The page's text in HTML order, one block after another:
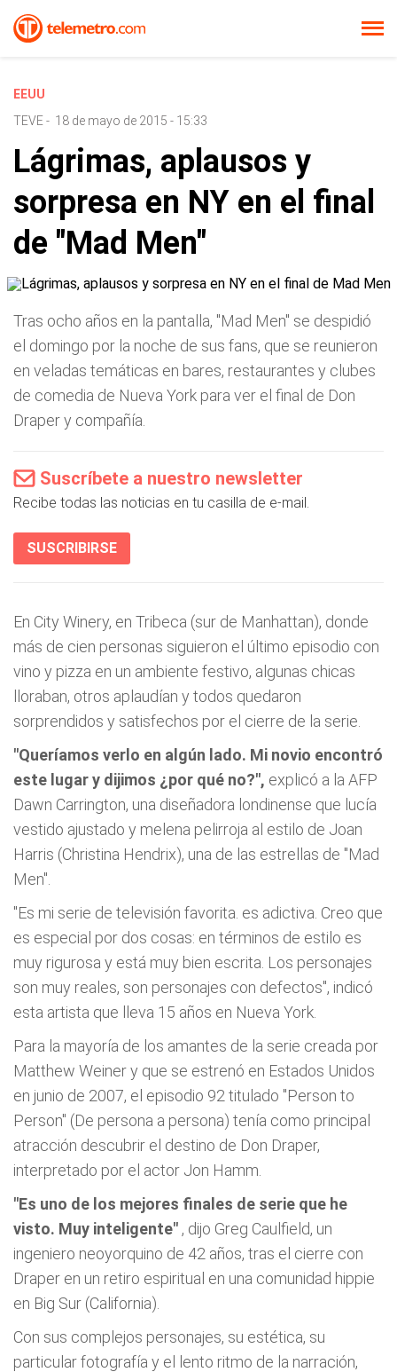
EEUU
TEVE- 18 de mayo de 2015 - 15:33
Lágrimas, aplausos y
sorpresa en NY en el final
de "Mad Men"
Tras ocho años en la pantalla, "Mad Men" se despidió
el domingo por la noche de sus fans, que se reunieron
en veladas temáticas en bares, restaurantes y clubes
de comedia de Nueva York para ver el final de Don
Draper y compañía.
Suscríbete a nuestro newsletter
Recibe todas las noticias en tu casilla de e-mail.
SUSCRIBIRSE
En City Winery, en Tribeca (sur de Manhattan), donde
más de cien personas siguieron el último episodio con
vino y pizza en un ambiente festivo, algunas chicas
lloraban, otros aplaudían y todos quedaron
sorprendidos y satisfechos por el cierre de la serie.
"Queríamos verlo en algún lado. Mi novio encontró
este lugar y dijimos ¿por qué no?", explicó a la AFP
Dawn Carrington, una diseñadora londinense que lucía
vestido ajustado y melena pelirroja al estilo de Joan
Harris (Christina Hendrix), una de las estrellas de "Mad
Men".
"Es mi serie de televisión favorita. es adictiva. Creo que
es especial por dos cosas: en términos de estilo es
muy rigurosa y está muy bien escrita. Los personajes
son muy reales, son personajes con defectos", indicó
esta artista que lleva 15 años en Nueva York.
Para la mayoría de los amantes de la serie creada por
Matthew Weiner y que se estrenó en Estados Unidos
en junio de 2007, el episodio 92 titulado "Person to
Person" (De persona a persona) tenía como principal
atracción descubrir el destino de Don Draper,
interpretado por el actor Jon Hamm.
"Es uno de los mejores finales de serie que he
visto. Muy inteligente" , dijo Greg Caulfield, un
ingeniero neoyorquino de 42 años, tras el cierre con
Draper en un retiro espiritual en una comunidad hippie
en Big Sur (California).
Con sus complejos personajes, su estética, su
particular fotografía y el lento ritmo de la narración,